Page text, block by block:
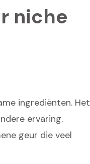
niche
ingrediënten. Het
ervaring.
geur die veel